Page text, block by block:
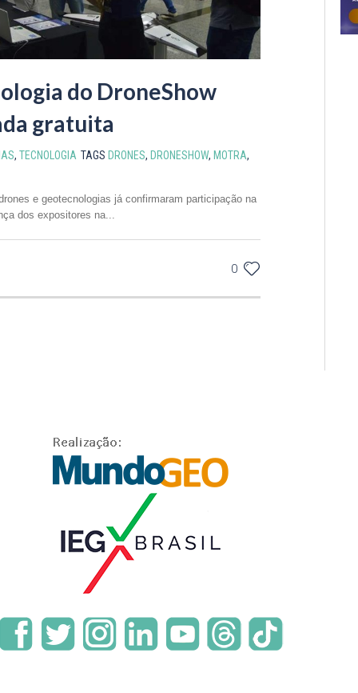
do DroneShow
gratuita
, TECNOLOGIA TAGS DRONES, DRONESHOW, MOTRA,
e geotecnologias já confirmaram participação na
dos expositores na...
0